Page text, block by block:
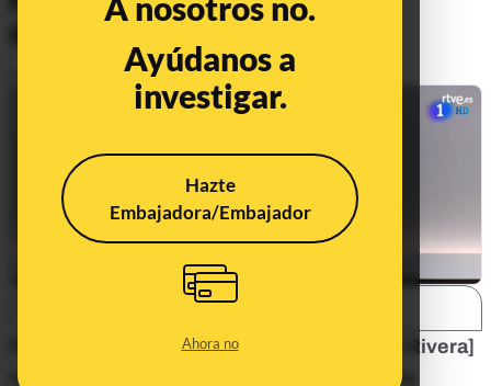
Ayúdanos a
investigar.
Hazte
Embajadora/Embajador
Ahora no
debate del 4-N
Nov 6, 2019, 5:52:46 PM
Pedro Sánchez: "Ustedes dos [a Casado y Rivera]
representan una derecha cobarde ante una